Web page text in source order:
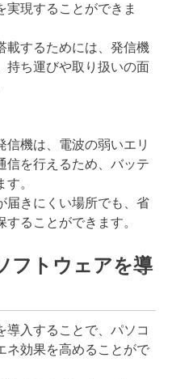
実現することができま
載するためには、発信機
持ち運びや取り扱いの面
信機は、電波の弱いエリ
信を行えるため、バッテ
。
届きにくい場所でも、省
ることができます。
フトウェアを導
導入することで、パソコ
ネ効果を高めることがで